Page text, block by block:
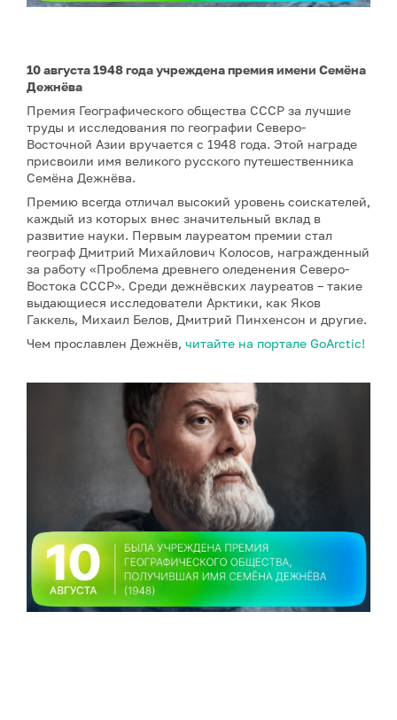
10 августа 1948 года учреждена премия имени Семёна
Дежнёва
Премия Географического общества СССР за лучшие
труды и исследования по географии Северо-
Восточной Азии вручается с 1948 года. Этой награде
присвоили имя великого русского путешественника
Семёна Дежнёва.
Премию всегда отличал высокий уровень соискателей,
каждый из которых внес значительный вклад в
развитие науки. Первым лауреатом премии стал
географ Дмитрий Михайлович Колосов, награжденный
за работу «Проблема древнего оледенения Северо-
Востока СССР». Среди дежнёвских лауреатов – такие
выдающиеся исследователи Арктики, как Яков
Гаккель, Михаил Белов, Дмитрий Пинхенсон и другие.
Чем прославлен Дежнёв, читайте на портале GoArctic!